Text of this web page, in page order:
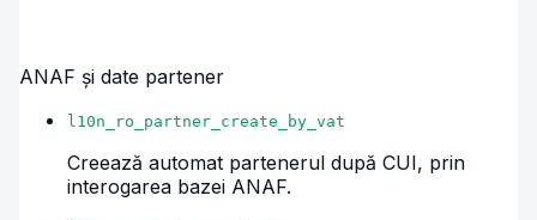
ANAF și date partener
l10n_ro_partner_create_by_vat
Creează automat partenerul după CUI, prin
interogarea bazei ANAF.